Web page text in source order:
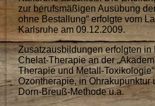
zur berufsmäßigen Ausübung
ohne Bestallung“ erfolgte vom
Karlsruhe am 09.12.2009.
Zusatzausbildungen erfolgten in
Chelat-Therapie an der
Therapie und Metall-
Ozontherapie, in Ohrakupunktur
Dorn-Breuß-Methode u.a.